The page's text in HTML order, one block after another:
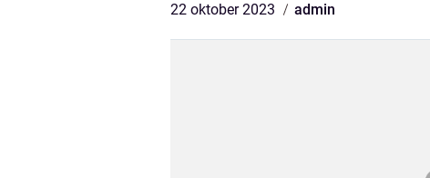
22 oktober 2023 admin